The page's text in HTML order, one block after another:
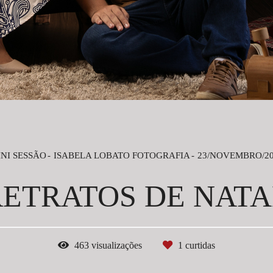
SESSÃO ISABELA LOBATO FOTOGRAFIA 23/NOVEMBRO/
DE
463 visualizações 1 curtidas